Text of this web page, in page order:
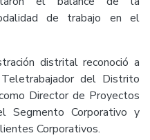
de trabajo en el
distrital reconoció a
del Distrito
Director de Proyectos
Segmento Corporativo y
Corporativos.